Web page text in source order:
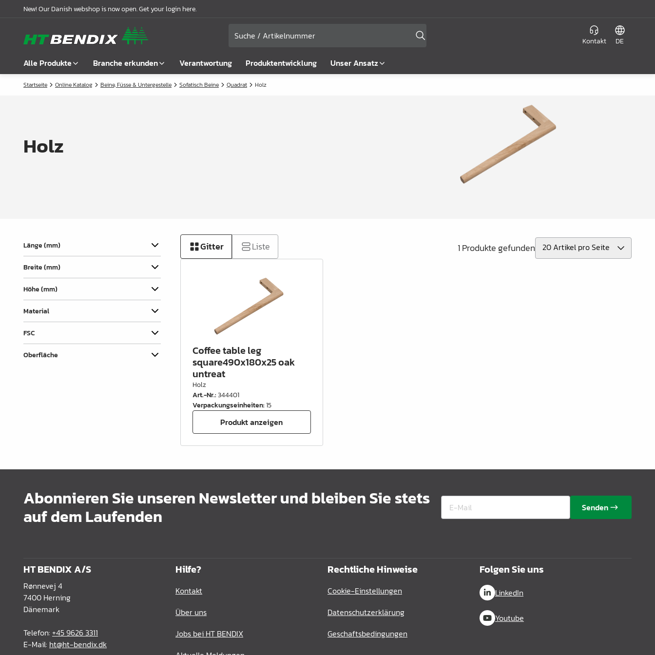
New! Our Danish webshop is now open. Get your login here.
Kontakt DE
Alle Produkte
Alle anzeigen
Schlösser
Auszüge &
Schubkastenteile
Scharniere & Türbeschläge
Beine, Füsse &
Untergestelle
Filz, Gleitnägel & Anschläge
Leisten Profile
Elektro Artikel
Verpackung
Lamello Produkte
Branche erkunden
Möbelindustrie
Garderobenlösungen
Verantwortung Produktentwicklung Unser Ansatz
Über uns
Compliance
Startseite Online Katalog Beine, Füsse & Untergestelle Sofatisch Beine Quadrat Holz
Holz
Länge (mm)
Breite (mm)
Höhe (mm)
Material
FSC
Oberfläche
Liste
Gitter 1 Produkte gefunden
Coffee table leg
square490x180x25 oak
untreat
Holz
Art.-Nr.:344401
Verpackungseinheiten:15
Produkt anzeigen
Abonnieren Sie unseren Newsletter und bleiben Sie stets
auf dem Laufenden Senden
HT BENDIX A/S
Rønnevej 4
7400 Herning
Dänemark
Telefon: +45 9626 3311
E-Mail: ht@ht-bendix.dk
Hilfe?
Kontakt
Über uns
Jobs bei HT BENDIX
Rechtliche Hinweise
Cookie-Einstellungen
Datenschutzerklärung
Geschaftsbedingungen
Folgen Sie uns
LinkedIn
Youtube